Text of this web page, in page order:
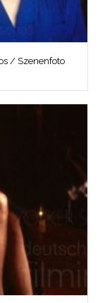
/ Szenenfoto